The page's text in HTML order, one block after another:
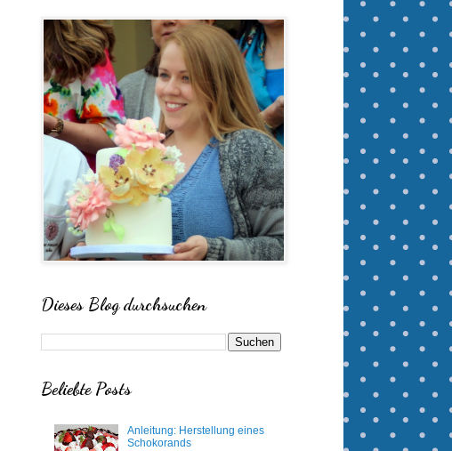
Dieses Blog durchsuchen
Beliebte Posts
Anleitung: Herstellung eines
Schokorands